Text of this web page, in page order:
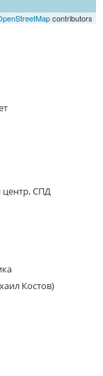
contributors
центр, СПД
Костов)